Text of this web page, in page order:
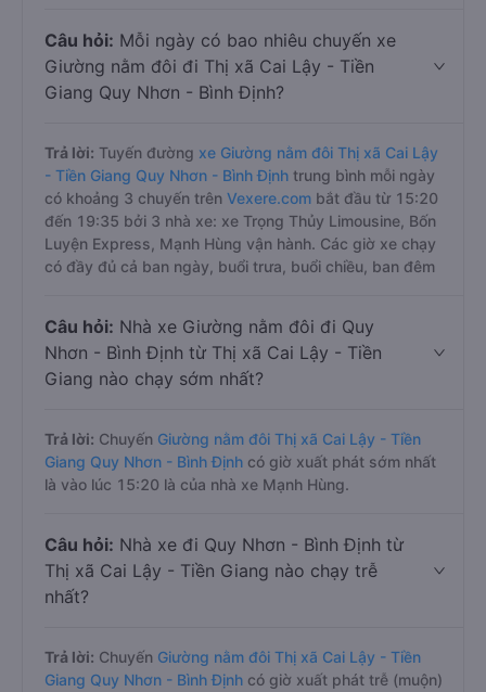
Câu hỏi: Mỗi ngày có bao nhiêu chuyến xe
Giường nằm đôi đi Thị xã Cai Lậy - Tiền
Giang Quy Nhơn - Bình Định?
Trả lời: Tuyến đường xe Giường nằm đôi Thị xã Cai Lậy
- Tiền Giang Quy Nhơn - Bình Định trung bình mỗi ngày
có khoảng 3 chuyến trên Vexere.com bắt đầu từ 15:20
đến 19:35 bởi 3 nhà xe: xe Trọng Thủy Limousine, Bốn
Luyện Express, Mạnh Hùng vận hành. Các giờ xe chạy
có đầy đủ cả ban ngày, buổi trưa, buổi chiều, ban đêm
Câu hỏi: Nhà xe Giường nằm đôi đi Quy
Nhơn - Bình Định từ Thị xã Cai Lậy - Tiền
Giang nào chạy sớm nhất?
Trả lời: Chuyến Giường nằm đôi Thị xã Cai Lậy - Tiền
Giang Quy Nhơn - Bình Định có giờ xuất phát sớm nhất
là vào lúc 15:20 là của nhà xe Mạnh Hùng.
Câu hỏi: Nhà xe đi Quy Nhơn - Bình Định từ
Thị xã Cai Lậy - Tiền Giang nào chạy trễ
nhất?
Trả lời: Chuyến Giường nằm đôi Thị xã Cai Lậy - Tiền
Giang Quy Nhơn - Bình Định có giờ xuất phát trễ (muộn)